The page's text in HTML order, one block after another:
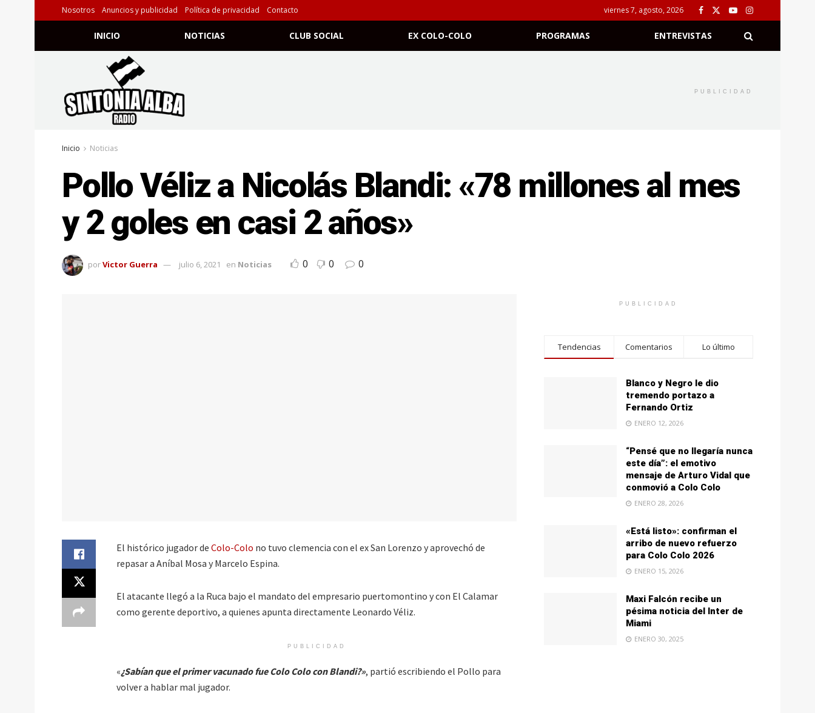
Nosotros Anuncios y publicidad Política de privacidad Contacto viernes 7, agosto, 2026
INICIO NOTICIAS CLUB SOCIAL EX COLO-COLO PROGRAMAS ENTREVISTAS
PUBLICIDAD
Inicio Noticias
Pollo Véliz a Nicolás Blandi: «78 millones al mes
y 2 goles en casi 2 años»
porVictor Guerra julio 6, 2021 en Noticias 0 0 0
El histórico jugador de Colo-Colo no tuvo clemencia con el ex San Lorenzo y aprovechó de
repasar a Aníbal Mosa y Marcelo Espina.
El atacante llegó a la Ruca bajo el mandato del empresario puertomontino y con El Calamar
como gerente deportivo, a quienes apunta directamente Leonardo Véliz.
PUBLICIDAD
«¿Sabían que el primer vacunado fue Colo Colo con Blandi?», partió escribiendo el Pollo para
volver a hablar mal jugador.
PUBLICIDAD
Tendencias Comentarios Lo último
Blanco y Negro le dio
tremendo portazo a
Fernando Ortiz
ENERO 12, 2026
“Pensé que no llegaría nunca
este día”: el emotivo
mensaje de Arturo Vidal que
conmovió a Colo Colo
ENERO 28, 2026
«Está listo»: confirman el
arribo de nuevo refuerzo
para Colo Colo 2026
ENERO 15, 2026
Maxi Falcón recibe un
pésima noticia del Inter de
Miami
ENERO 30, 2025